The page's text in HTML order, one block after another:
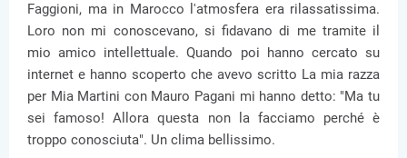
Faggioni, ma in Marocco l'atmosfera era rilassatissima.
Loro non mi conoscevano, si fidavano di me tramite il
mio amico intellettuale. Quando poi hanno cercato su
internet e hanno scoperto che avevo scritto La mia razza
per Mia Martini con Mauro Pagani mi hanno detto: "Ma tu
sei famoso! Allora questa non la facciamo perché è
troppo conosciuta". Un clima bellissimo.